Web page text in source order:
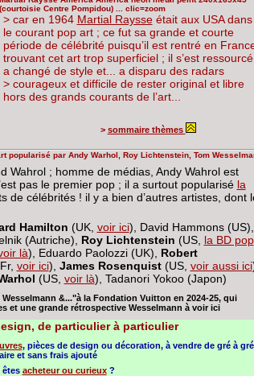
(courtoisie Centre Pompidou) ... clic=zoom
> car en 1964 Martial Raysseétait aux USA dans
le courant pop art ; ce fut sa grande et courte
période de célébrité puisqu’il est rentré en
trouvant cet art trop superficiel ; il s’est ressourcé,
a changé de style et... a disparu des radars
> courageux et difficile de rester original et libre
hors des grands courants de l’art...
> sommaire thèmes
par Andy Warhol, Roy Lichtenstein, Tom
Wahrol ; homme de médias, Andy Wahrol est
pas le premier pop ; il a surtout popularisé la
de célébrités ! il y a bien d’autres artistes, dont
Hamilton (UK, voir ici), David Hammons (US),
(Autriche), Roy Lichtenstein (US, la BD pop
là), Eduardo Paolozzi (UK), Robert
voir ici), James Rosenquist(US, voir aussi ici
(US, voir là), Tadanori Yokoo (Japon)
&..."à la Fondation Vuitton en 2024-25, qui
et une grande rétrospective Wesselmann à voir ici
de particulier à particulier
, pièces de design ou décoration, à vendre de gré à gré
et sans frais ajouté
acheteur ou curieux?